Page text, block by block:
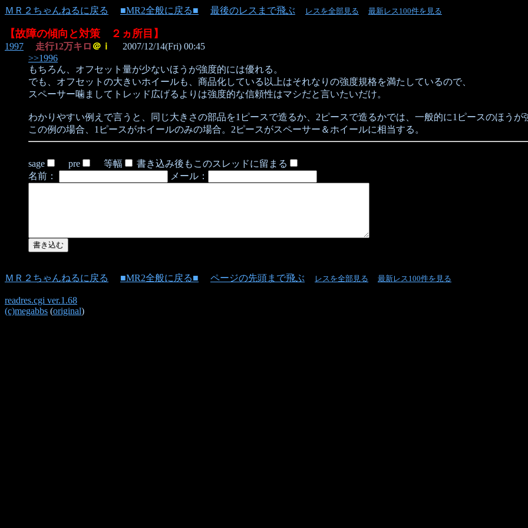
ＭＲ２ちゃんねるに戻る ■MR2全般に戻る■ 最後のレスまで飛ぶ レスを全部見る 最新レス100件を見る
【故障の傾向と対策 ２ヵ所目】
1997 走行12万キロ ＠ｉ
2007/12/14(Fri) 00:45
>>1996
もちろん、オフセット量が少ないほうが強度的には優れる。
でも、オフセットの大きいホイールも、商品化している以上はそれなりの強度規格を満たしているので、
スペーサー噛ましてトレッド広げるよりは強度的な信頼性はマシだと言いたいだけ。
わかりやすい例えで言うと、同じ大きさの部品を1ピースで造るか、2ピースで造るかでは、一般的に1ピースのほうが
この例の場合、1ピースがホイールのみの場合。2ピースがスペーサー＆ホイールに相当する。
sage pre 等幅
書き込み後もこのスレッドに留まる
名前：
メール：
ＭＲ２ちゃんねるに戻る ■MR2全般に戻る■ ページの先頭まで飛ぶ レスを全部見る 最新レス100件を見る
readres.cgi ver.1.68
(c)megabbs (original)